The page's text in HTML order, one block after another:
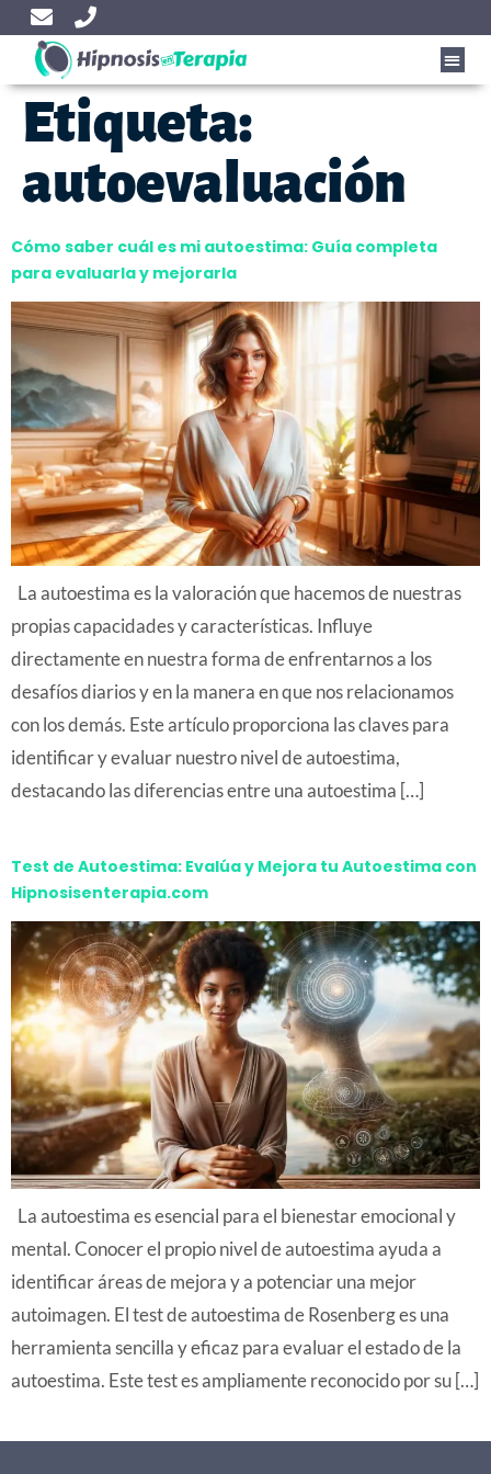
Etiqueta:
autoevaluación
Cómo saber cuál es mi autoestima: Guía completa
para evaluarla y mejorarla
La autoestima es la valoración que hacemos de nuestras
propias capacidades y características. Influye
directamente en nuestra forma de enfrentarnos a los
desafíos diarios y en la manera en que nos relacionamos
con los demás. Este artículo proporciona las claves para
identificar y evaluar nuestro nivel de autoestima,
destacando las diferencias entre una autoestima […]
Test de Autoestima: Evalúa y Mejora tu Autoestima con
Hipnosisenterapia.com
La autoestima es esencial para el bienestar emocional y
mental. Conocer el propio nivel de autoestima ayuda a
identificar áreas de mejora y a potenciar una mejor
autoimagen. El test de autoestima de Rosenberg es una
herramienta sencilla y eficaz para evaluar el estado de la
autoestima. Este test es ampliamente reconocido por su […]